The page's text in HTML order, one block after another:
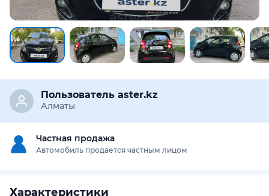
Пользователь aster.kz
Алматы
Частная продажа
Автомобиль продается частным лицом
Характеристики